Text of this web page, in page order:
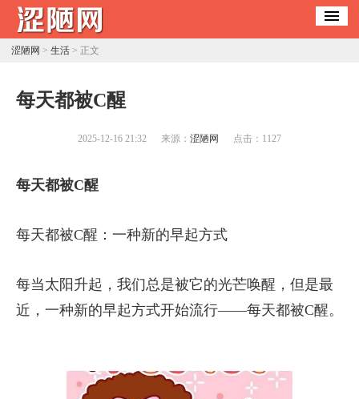
涩陋网 > 生活> 正文
​每天都被C醒
2025-12-16 21:32 来源： 涩陋网 点击： 1127
每天都被C醒
每天都被C醒：一种新的早起方式
每当太阳升起，我们总是被它的光芒唤醒，但是最
近，一种新的早起方式开始流行——每天都被C醒。